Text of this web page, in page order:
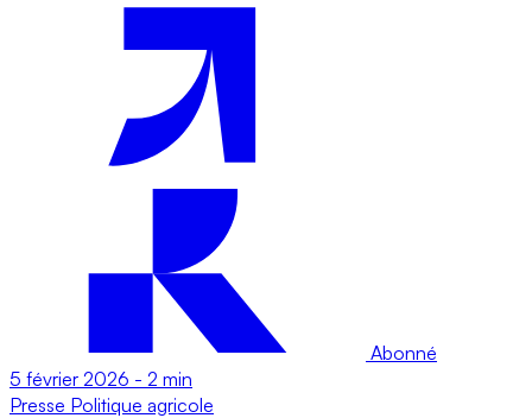
Abonné
5 février 2026 - 2 min
Presse Politique agricole